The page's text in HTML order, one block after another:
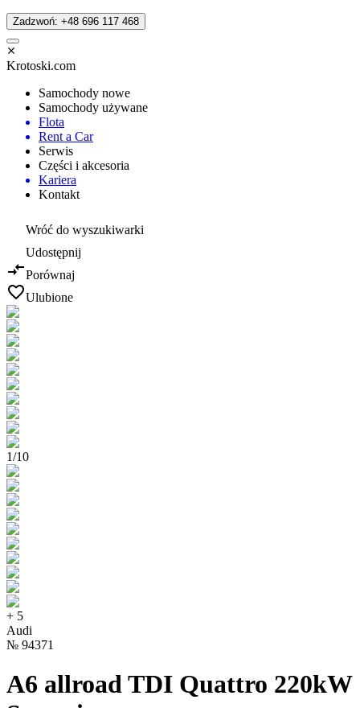
Zadzwoń: +48 696 117 468
Krotoski.com
Samochody nowe
Samochody używane
Flota
Rent a Car
Serwis
Części i akcesoria
Kariera
Kontakt
Wróć do wyszukiwarki
Udostępnij
Porównaj
Ulubione
1/10
+ 5
Audi
№ 94371
A6 allroad TDI Quattro 220kW